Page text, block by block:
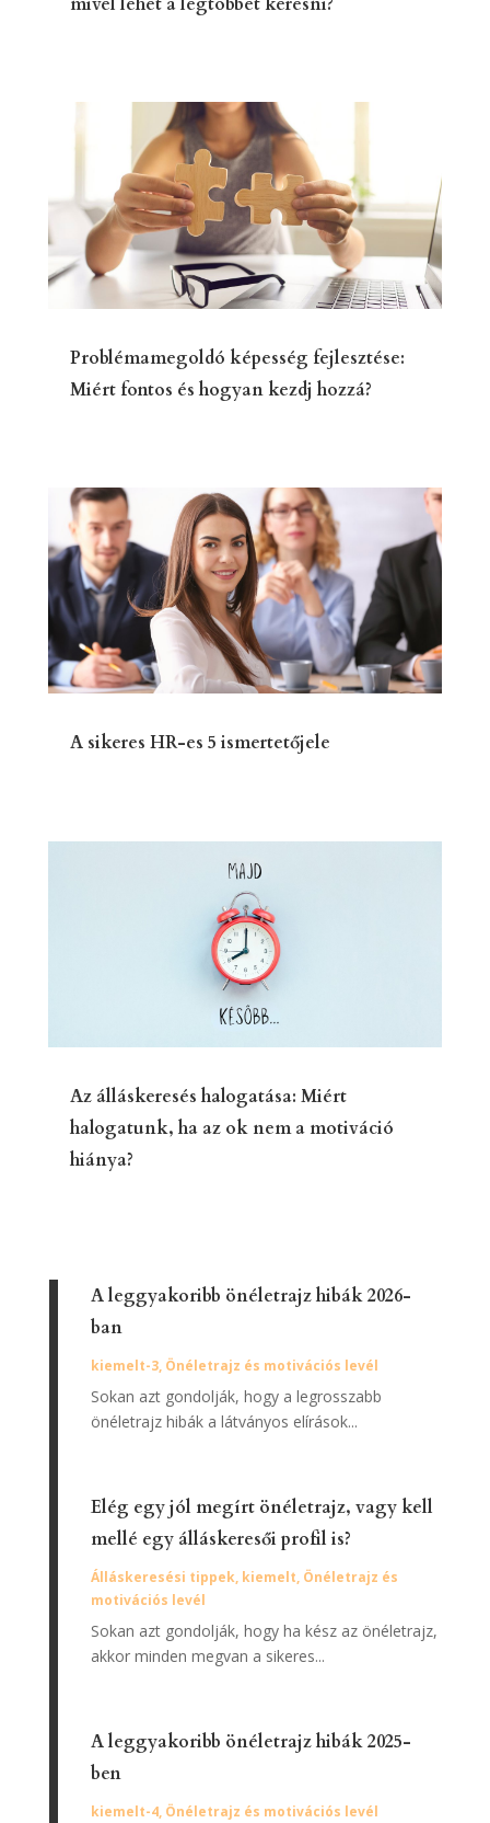
Problémamegoldó képesség fejlesztése:
Miért fontos és hogyan kezdj hozzá?
A sikeres HR-es 5 ismertetőjele
Az álláskeresés halogatása: Miért
halogatunk, ha az ok nem a motiváció
hiánya?
A leggyakoribb önéletrajz hibák 2026-
ban
kiemelt-3, Önéletrajz és motivációs levél
Sokan azt gondolják, hogy a legrosszabb
önéletrajz hibák a látványos elírások...
Elég egy jól megírt önéletrajz, vagy kell
mellé egy álláskeresői profil is?
Álláskeresési tippek, kiemelt, Önéletrajz és
motivációs levél
Sokan azt gondolják, hogy ha kész az önéletrajz,
akkor minden megvan a sikeres...
A leggyakoribb önéletrajz hibák 2025-
ben
kiemelt-4, Önéletrajz és motivációs levél